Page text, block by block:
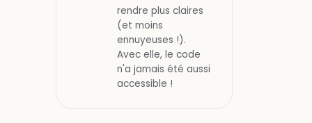
rendre plus claires
(et moins
ennuyeuses !).
Avec elle, le code
n'a jamais été aussi
accessible !